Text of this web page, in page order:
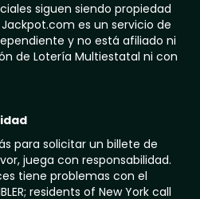
siguen siendo propiedad
es un servicio de
y no está afiliado ni
de Lotería Multiestatal ni con
para solicitar un billete de
juega con responsabilidad.
tiene problemas con el
residents of New York call